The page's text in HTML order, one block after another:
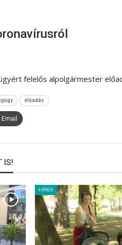
felelős alpolgármester
előadás
Email
IS!
HÍREK